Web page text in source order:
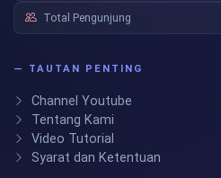
Total Pengunjung
— TAUTAN PENTING
Channel Youtube
Tentang Kami
Video Tutorial
Syarat dan Ketentuan